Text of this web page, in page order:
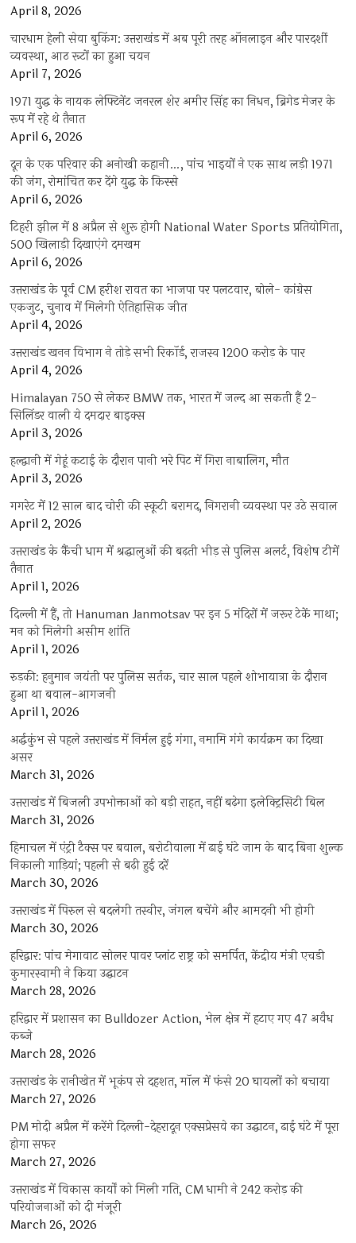
April 8, 2026
चारधाम हेली सेवा बुकिंग: उत्तराखंड में अब पूरी तरह ऑनलाइन और पारदर्शी
व्यवस्था, आठ रूटों का हुआ चयन
April 7, 2026
1971 युद्ध के नायक लेफ्टिनेंट जनरल शेर अमीर सिंह का निधन, ब्रिगेड मेजर के
रूप में रहे थे तैनात
April 6, 2026
दून के एक परिवार की अनोखी कहानी…, पांच भाइयों ने एक साथ लड़ी 1971
की जंग, रोमांचित कर देंगे युद्ध के किस्से
April 6, 2026
टिहरी झील में 8 अप्रैल से शुरू होगी National Water Sports प्रतियोगिता,
500 खिलाड़ी दिखाएंगे दमखम
April 6, 2026
उत्तराखंड के पूर्व CM हरीश रावत का भाजपा पर पलटवार, बोले- कांग्रेस
एकजुट, चुनाव में मिलेगी ऐतिहासिक जीत
April 4, 2026
उत्तराखंड खनन विभाग ने तोड़े सभी रिकॉर्ड, राजस्व 1200 करोड़ के पार
April 4, 2026
Himalayan 750 से लेकर BMW तक, भारत में जल्द आ सकती हैं 2-
सिलिंडर वाली ये दमदार बाइक्स
April 3, 2026
हल्द्वानी में गेहूं कटाई के दौरान पानी भरे पिट में गिरा नाबालिग, मौत
April 3, 2026
गगरेट में 12 साल बाद चोरी की स्कूटी बरामद, निगरानी व्यवस्था पर उठे सवाल
April 2, 2026
उत्तराखंड के कैंची धाम में श्रद्धालुओं की बढ़ती भीड़ से पुलिस अलर्ट, विशेष टीमें
तैनात
April 1, 2026
दिल्ली में हैं, तो Hanuman Janmotsav पर इन 5 मंदिरों में जरूर टेकें माथा;
मन को मिलेगी असीम शांति
April 1, 2026
रुड़की: हनुमान जयंती पर पुलिस सर्तक, चार साल पहले शोभायात्रा के दौरान
हुआ था बवाल-आगजनी
April 1, 2026
अर्द्धकुंभ से पहले उत्तराखंड में निर्मल हुई गंगा, नमामि गंगे कार्यक्रम का दिखा
असर
March 31, 2026
उत्तराखंड में बिजली उपभोक्ताओं को बड़ी राहत, नहीं बढ़ेगा इलेक्ट्रिसिटी बिल
March 31, 2026
हिमाचल में एंट्री टैक्स पर बवाल, बरोटीवाला में ढाई घंटे जाम के बाद बिना शुल्क
निकाली गाड़ियां; पहली से बढ़ी हुई दरें
March 30, 2026
उत्तराखंड में पिरुल से बदलेगी तस्वीर, जंगल बचेंगे और आमदनी भी होगी
March 30, 2026
हरिद्वार: पांच मेगावाट सोलर पावर प्लांट राष्ट्र को समर्पित, केंद्रीय मंत्री एचडी
कुमारस्वामी ने किया उद्घाटन
March 28, 2026
हरिद्वार में प्रशासन का Bulldozer Action, भेल क्षेत्र में हटाए गए 47 अवैध
कब्जे
March 28, 2026
उत्तराखंड के रानीखेत में भूकंप से दहशत, मॉल में फंसे 20 घायलों को बचाया
March 27, 2026
PM मोदी अप्रैल में करेंगे दिल्ली-देहरादून एक्सप्रेसवे का उद्घाटन, ढाई घंटे में पूरा
होगा सफर
March 27, 2026
उत्तराखंड में विकास कार्यों को मिली गति, CM धामी ने 242 करोड़ की
परियोजनाओं को दी मंजूरी
March 26, 2026